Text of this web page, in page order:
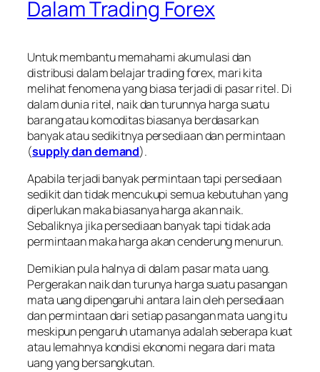
Dalam Trading Forex
Untuk membantu memahami akumulasi dan
distribusi dalam belajar trading forex, mari kita
melihat fenomena yang biasa terjadi di pasar ritel. Di
dalam dunia ritel, naik dan turunnya harga suatu
barang atau komoditas biasanya berdasarkan
banyak atau sedikitnya persediaan dan permintaan
(supply dan demand).
Apabila terjadi banyak permintaan tapi persediaan
sedikit dan tidak mencukupi semua kebutuhan yang
diperlukan maka biasanya harga akan naik.
Sebaliknya jika persediaan banyak tapi tidak ada
permintaan maka harga akan cenderung menurun.
Demikian pula halnya di dalam pasar mata uang.
Pergerakan naik dan turunya harga suatu pasangan
mata uang dipengaruhi antara lain oleh persediaan
dan permintaan dari setiap pasangan mata uang itu
meskipun pengaruh utamanya adalah seberapa kuat
atau lemahnya kondisi ekonomi negara dari mata
uang yang bersangkutan.